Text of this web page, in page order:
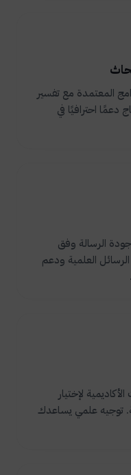
المعتمدة مع تفسير
دعمًا احترافيًا في
الرسالة وفق
العلمية ودعم
لإختيار
توجيه علمي يساعدك